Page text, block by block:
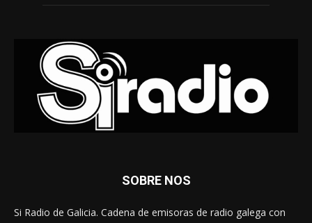
SOBRE NOS
Si Radio de Galicia. Cadena de emisoras de radio galega con